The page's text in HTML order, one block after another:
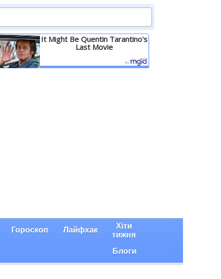
It Might Be Quentin Tarantino's
Last Movie
Гороскоп Лайфхак Хіти
тижня
Блоги